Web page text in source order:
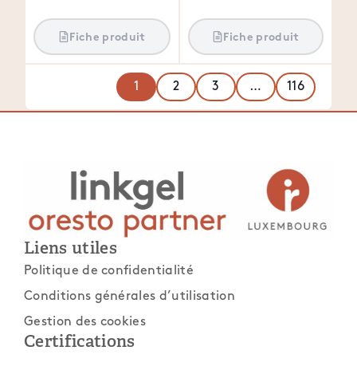
Fiche produit Fiche produit
1 2 3 … 116
Liens utiles
Politique de confidentialité
Conditions générales d’utilisation
Gestion des cookies
Certifications